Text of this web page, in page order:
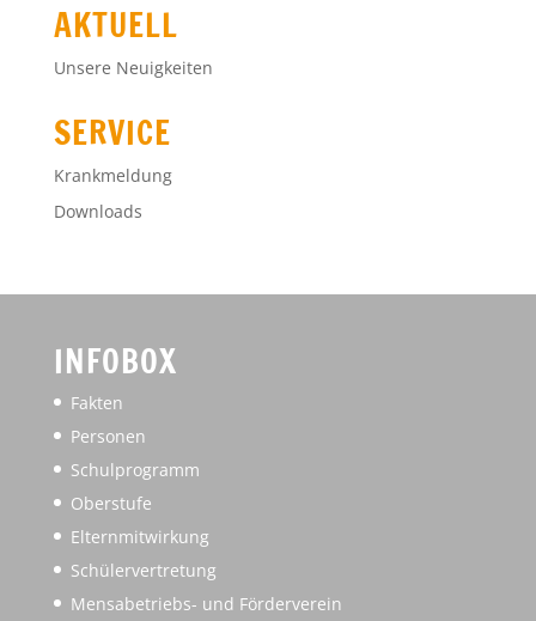
AKTUELL
Unsere Neuigkeiten
SERVICE
Krankmeldung
Downloads
INFOBOX
Fakten
Personen
Schulprogramm
Oberstufe
Elternmitwirkung
Schülervertretung
Mensabetriebs- und Förderverein